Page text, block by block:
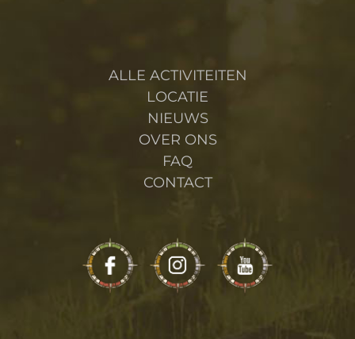
ALLE ACTIVITEITEN
LOCATIE
NIEUWS
OVER ONS
FAQ
CONTACT